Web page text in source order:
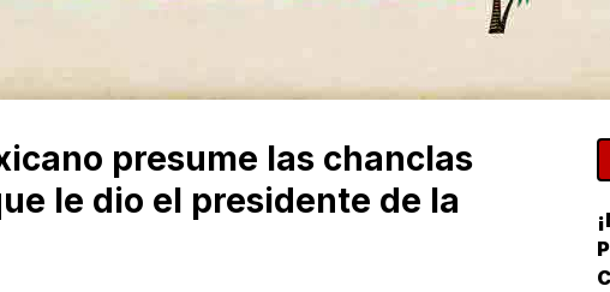
presume las chanclas
le dio el presidente de la